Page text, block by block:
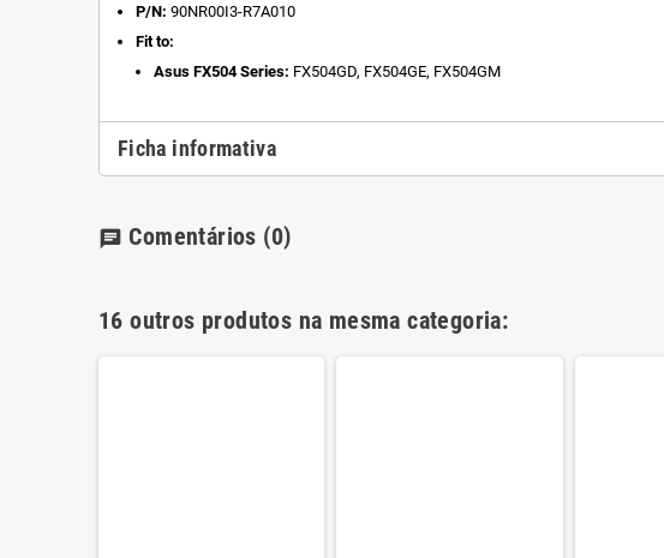
P/N: 90NR00I3-R7A010
Fit to:
Asus FX504 Series: FX504GD, FX504GE, FX504GM
Ficha informativa
chat Comentários (0)
16 outros produtos na mesma categoria: